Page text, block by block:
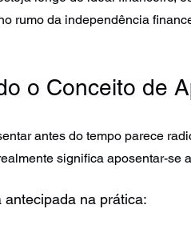
rumo da independência
o Conceito de
antes do tempo parece
significa aposentar-se
na prática: